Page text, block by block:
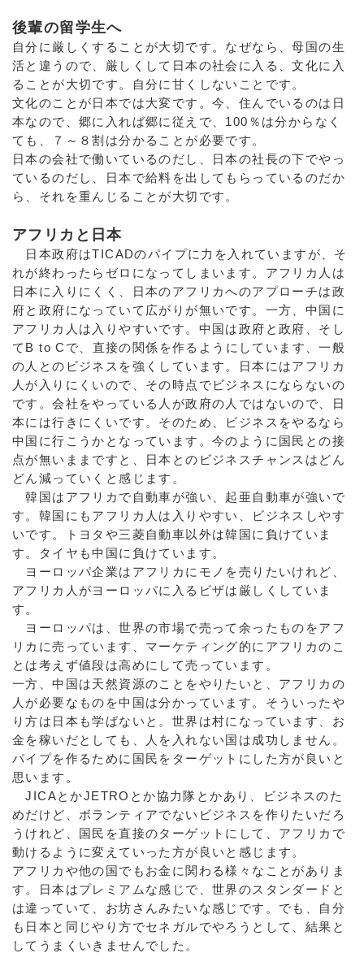
後輩の留学生へ
自分に厳しくすることが大切です。なぜなら、母国の生
活と違うので、厳しくして日本の社会に入る、文化に入
ることが大切です。自分に甘くしないことです。
文化のことが日本では大変です。今、住んでいるのは日
本なので、郷に入れば郷に従えで、100％は分からなく
ても、７～８割は分かることが必要です。
日本の会社で働いているのだし、日本の社長の下でやっ
ているのだし、日本で給料を出してもらっているのだか
ら、それを重んじることが大切です。
アフリカと日本
日本政府はTICADのパイプに力を入れていますが、そ
れが終わったらゼロになってしまいます。アフリカ人は
日本に入りにくく、日本のアフリカへのアプローチは政
府と政府になっていて広がりが無いです。一方、中国に
アフリカ人は入りやすいです。中国は政府と政府、そし
てB to Cで、直接の関係を作るようにしています、一般
の人とのビジネスを強くしています。日本にはアフリカ
人が入りにくいので、その時点でビジネスにならないの
です。会社をやっている人が政府の人ではないので、日
本には行きにくいです。そのため、ビジネスをやるなら
中国に行こうかとなっています。今のように国民との接
点が無いままですと、日本とのビジネスチャンスはどん
どん減っていくと感じます。
韓国はアフリカで自動車が強い、起亜自動車が強いで
す。韓国にもアフリカ人は入りやすい、ビジネスしやす
いです。トヨタや三菱自動車以外は韓国に負けていま
す。タイヤも中国に負けています。
ヨーロッパ企業はアフリカにモノを売りたいけれど、
アフリカ人がヨーロッパに入るビザは厳しくしていま
す。
ヨーロッパは、世界の市場で売って余ったものをアフ
リカに売っています、マーケティング的にアフリカのこ
とは考えず値段は高めにして売っています。
一方、中国は天然資源のことをやりたいと、アフリカの
人が必要なものを中国は分かっています。そういったや
り方は日本も学ばないと。世界は村になっています、お
金を稼いだとしても、人を入れない国は成功しません。
パイプを作るために国民をターゲットにした方が良いと
思います。
JICAとかJETROとか協力隊とかあり、ビジネスのた
めだけど、ボランティアでないビジネスを作りたいだろ
うけれど、国民を直接のターゲットにして、アフリカで
動けるように変えていった方が良いと感じます。
アフリカや他の国でもお金に関わる様々なことがありま
す。日本はプレミアムな感じで、世界のスタンダードと
は違っていて、お坊さんみたいな感じです。でも、自分
も日本と同じやり方でセネガルでやろうとして、結果と
してうまくいきませんでした。